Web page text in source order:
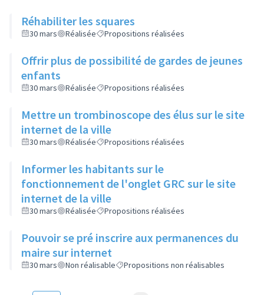
Réhabiliter les squares
30 mars Réalisée Propositions réalisées
Offrir plus de possibilité de gardes de jeunes
enfants
30 mars Réalisée Propositions réalisées
Mettre un trombinoscope des élus sur le site
internet de la ville
30 mars Réalisée Propositions réalisées
Informer les habitants sur le
fonctionnement de l'onglet GRC sur le site
internet de la ville
30 mars Réalisée Propositions réalisées
Pouvoir se pré inscrire aux permanences du
maire sur internet
30 mars Non réalisable Propositions non réalisables